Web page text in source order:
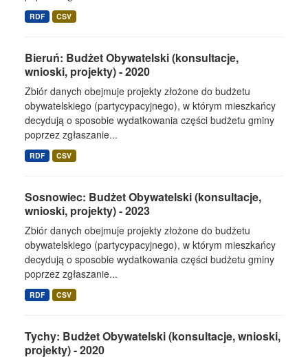
RDF CSV
Bieruń: Budżet Obywatelski (konsultacje,
wnioski, projekty) - 2020
Zbiór danych obejmuje projekty złożone do budżetu
obywatelskiego (partycypacyjnego), w którym mieszkańcy
decydują o sposobie wydatkowania części budżetu gminy
poprzez zgłaszanie...
RDF CSV
Sosnowiec: Budżet Obywatelski (konsultacje,
wnioski, projekty) - 2023
Zbiór danych obejmuje projekty złożone do budżetu
obywatelskiego (partycypacyjnego), w którym mieszkańcy
decydują o sposobie wydatkowania części budżetu gminy
poprzez zgłaszanie...
RDF CSV
Tychy: Budżet Obywatelski (konsultacje, wnioski,
projekty) - 2020